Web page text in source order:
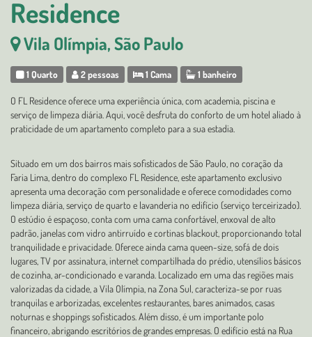
Residence
Vila Olímpia, São Paulo
1 Quarto 2 pessoas 1 Cama 1 banheiro
O FL Residence oferece uma experiência única, com academia, piscina e
serviço de limpeza diária. Aqui, você desfruta do conforto de um hotel aliado à
praticidade de um apartamento completo para a sua estadia.
Situado em um dos bairros mais sofisticados de São Paulo, no coração da
Faria Lima, dentro do complexo FL Residence, este apartamento exclusivo
apresenta uma decoração com personalidade e oferece comodidades como
limpeza diária, serviço de quarto e lavanderia no edifício (serviço terceirizado).
O estúdio é espaçoso, conta com uma cama confortável, enxoval de alto
padrão, janelas com vidro antirruído e cortinas blackout, proporcionando total
tranquilidade e privacidade. Oferece ainda cama queen-size, sofá de dois
lugares, TV por assinatura, internet compartilhada do prédio, utensílios básicos
de cozinha, ar-condicionado e varanda. Localizado em uma das regiões mais
valorizadas da cidade, a Vila Olímpia, na Zona Sul, caracteriza-se por ruas
tranquilas e arborizadas, excelentes restaurantes, bares animados, casas
noturnas e shoppings sofisticados. Além disso, é um importante polo
financeiro, abrigando escritórios de grandes empresas. O edifício está na Rua